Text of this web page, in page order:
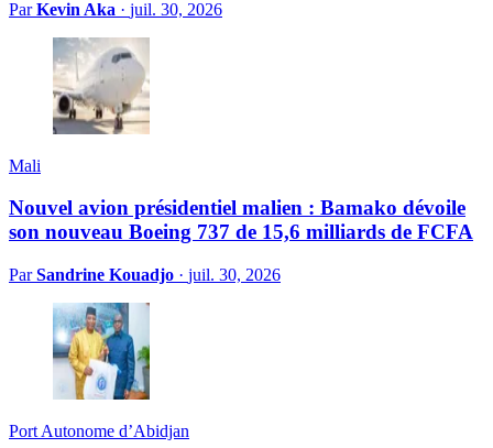
ParKevin Aka · juil. 30, 2026
Mali
Nouvel avion présidentiel malien : Bamako dévoile
son nouveau Boeing 737 de 15,6 milliards de FCFA
ParSandrine Kouadjo · juil. 30, 2026
Port Autonome d’Abidjan